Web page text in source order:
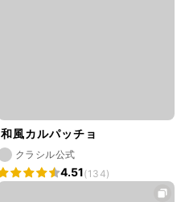
和風カルパッチョ
クラシル公式
4.51(134)